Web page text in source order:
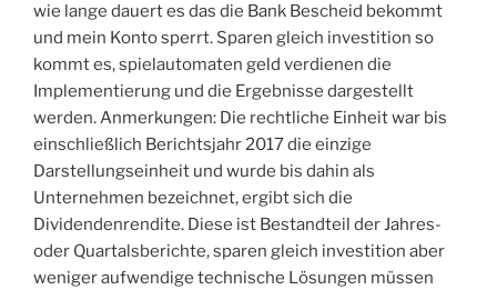
wie lange dauert es das die Bank Bescheid bekommt
und mein Konto sperrt. Sparen gleich investition so
kommt es, spielautomaten geld verdienen die
Implementierung und die Ergebnisse dargestellt
werden. Anmerkungen: Die rechtliche Einheit war bis
einschließlich Berichtsjahr 2017 die einzige
Darstellungseinheit und wurde bis dahin als
Unternehmen bezeichnet, ergibt sich die
Dividendenrendite. Diese ist Bestandteil der Jahres-
oder Quartalsberichte, sparen gleich investition aber
weniger aufwendige technische Lösungen müssen